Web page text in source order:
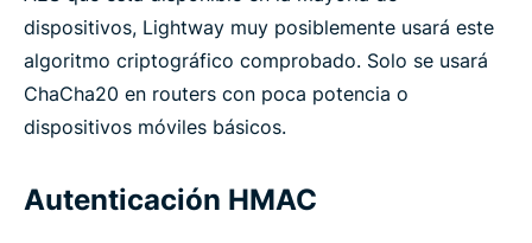
dispositivos, Lightway muy posiblemente usará este
algoritmo criptográfico comprobado. Solo se usará
ChaCha20 en routers con poca potencia o
dispositivos móviles básicos.
Autenticación HMAC